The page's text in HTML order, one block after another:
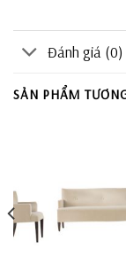
Đánh giá (0)
SẢN PHẨM